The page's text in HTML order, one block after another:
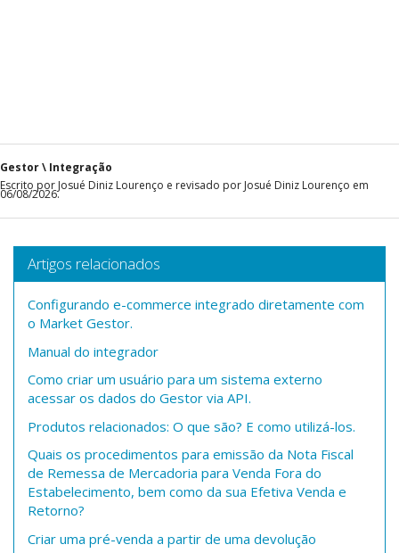
Gestor \ Integração
Escrito por Josué Diniz Lourenço e revisado por Josué Diniz Lourenço em
06/08/2026.
Artigos relacionados
Configurando e-commerce integrado diretamente com
o Market Gestor.
Manual do integrador
Como criar um usuário para um sistema externo
acessar os dados do Gestor via API.
Produtos relacionados: O que são? E como utilizá-los.
Quais os procedimentos para emissão da Nota Fiscal
de Remessa de Mercadoria para Venda Fora do
Estabelecimento, bem como da sua Efetiva Venda e
Retorno?
Criar uma pré-venda a partir de uma devolução